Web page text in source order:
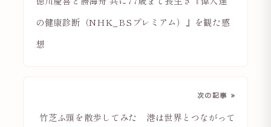
の健康診断（NHK_BSプレミアム）』を観た感
想
次の記事 »
竹芝ふ頭を散歩してみた 港は世界とつながって